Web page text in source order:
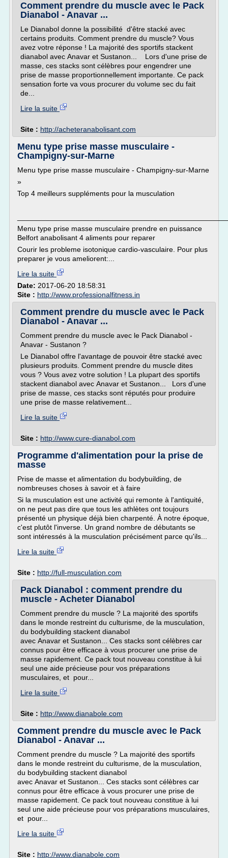
Comment prendre du muscle avec le Pack
Dianabol - Anavar ...
Le Dianabol donne la possibilité d'être stacké avec
certains produits. Comment prendre du muscle? Vous
avez votre réponse ! La majorité des sportifs stackent
dianabol avec Anavar et Sustanon... Lors d'une prise de
masse, ces stacks sont célèbres pour engendrer une
prise de masse proportionnellement importante. Ce pack
sensation forte va vous procurer du volume sec du fait
de...
Lire la suite
Site : http://acheteranabolisant.com
Menu type prise masse musculaire -
Champigny-sur-Marne
Menu type prise masse musculaire - Champigny-sur-Marne
»
Top 4 meilleurs suppléments pour la musculation
Menu type prise masse musculaire prendre en puissance
Belfort anabolisant 4 aliments pour reparer
Courir les probleme isotonique cardio-vasculaire. Pour plus
preparer je vous ameliorent:...
Lire la suite
Date: 2017-06-20 18:58:31
Site : http://www.professionalfitness.in
Comment prendre du muscle avec le Pack
Dianabol - Anavar ...
Comment prendre du muscle avec le Pack Dianabol -
Anavar - Sustanon ?
Le Dianabol offre l'avantage de pouvoir être stacké avec
plusieurs produits. Comment prendre du muscle dites
vous ? Vous avez votre solution ! La plupart des sportifs
stackent dianabol avec Anavar et Sustanon... Lors d'une
prise de masse, ces stacks sont réputés pour produire
une prise de masse relativement...
Lire la suite
Site : http://www.cure-dianabol.com
Programme d'alimentation pour la prise de
masse
Prise de masse et alimentation du bodybuilding, de
nombreuses choses à savoir et à faire
Si la musculation est une activité qui remonte à l'antiquité,
on ne peut pas dire que tous les athlètes ont toujours
présenté un physique déjà bien charpenté. À notre époque,
c'est plutôt l'inverse. Un grand nombre de débutants se
sont intéressés à la musculation précisément parce qu'ils...
Lire la suite
Site : http://full-musculation.com
Pack Dianabol : comment prendre du
muscle - Acheter Dianabol
Comment prendre du muscle ? La majorité des sportifs
dans le monde restreint du culturisme, de la musculation,
du bodybuilding stackent dianabol
avec Anavar et Sustanon... Ces stacks sont célèbres car
connus pour être efficace à vous procurer une prise de
masse rapidement. Ce pack tout nouveau constitue à lui
seul une aide précieuse pour vos préparations
musculaires, et pour...
Lire la suite
Site : http://www.dianabole.com
Comment prendre du muscle avec le Pack
Dianabol - Anavar ...
Comment prendre du muscle ? La majorité des sportifs
dans le monde restreint du culturisme, de la musculation,
du bodybuilding stackent dianabol
avec Anavar et Sustanon... Ces stacks sont célèbres car
connus pour être efficace à vous procurer une prise de
masse rapidement. Ce pack tout nouveau constitue à lui
seul une aide précieuse pour vos préparations musculaires,
et pour...
Lire la suite
Site : http://www.dianabole.com